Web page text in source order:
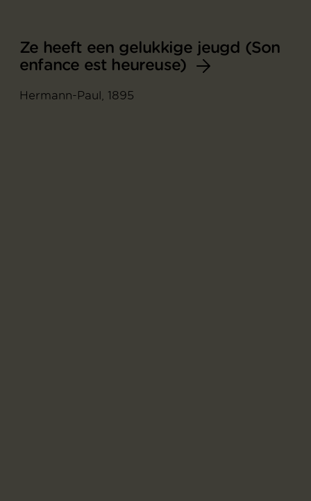
Ze heeft een gelukkige jeugd (Son
enfance est heureuse)
Hermann-Paul, 1895